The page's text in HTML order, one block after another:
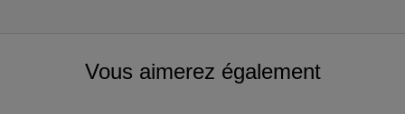
Vous aimerez également